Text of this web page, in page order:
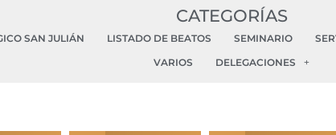
CATEGORÍAS
SAN JULIÁN LISTADO DE BEATOS SEMINARIO
VARIOS
DELEGACIONES